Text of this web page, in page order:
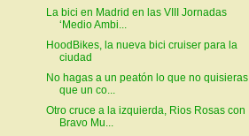
La bici en Madrid en las VIII Jornadas
‘Medio Ambi...
HoodBikes, la nueva bici cruiser para la
ciudad
No hagas a un peatón lo que no quisieras
que un co...
Otro cruce a la izquierda, Rios Rosas con
Bravo Mu...